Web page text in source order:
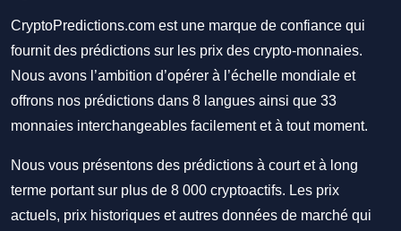
CryptoPredictions.com est une marque de confiance qui
fournit des prédictions sur les prix des crypto-monnaies.
Nous avons l’ambition d’opérer à l’échelle mondiale et
offrons nos prédictions dans 8 langues ainsi que 33
monnaies interchangeables facilement et à tout moment.
Nous vous présentons des prédictions à court et à long
terme portant sur plus de 8 000 cryptoactifs. Les prix
actuels, prix historiques et autres données de marché qui